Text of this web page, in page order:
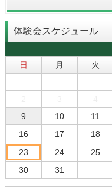
体験会スケジュール
日
月 火
9
10 11
16
17 18
23
24 25
30
31